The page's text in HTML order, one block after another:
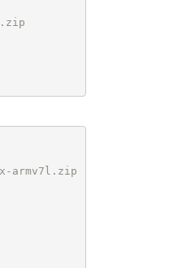
armv7l.zip